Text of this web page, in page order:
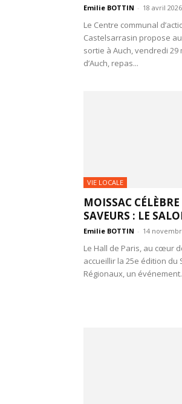
Emilie BOTTIN - 18 avril 2026
Le Centre communal
Castelsarrasin propose
sortie à Auch, vendredi
d’Auch, repas...
VIE LOCALE
MOISSAC
SAVEURS : LE
Emilie BOTTIN - 14
Le Hall de Paris, au cœur
accueillir la 25e édition du
Régionaux, un